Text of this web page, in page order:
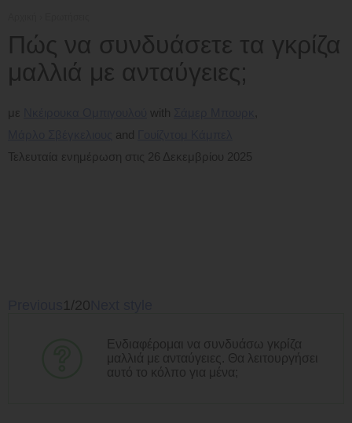
Πώς να συνδυάσετε τα γκρίζα
μαλλιά με ανταύγειες;
με
Τελευταία ενημέρωση στις 26 Δεκεμβρίου 2025
1/20
Ενδιαφέρομαι να συνδυάσω γκρίζα
μαλλιά με ανταύγειες. Θα λειτουργήσει
αυτό το κόλπο για μένα;